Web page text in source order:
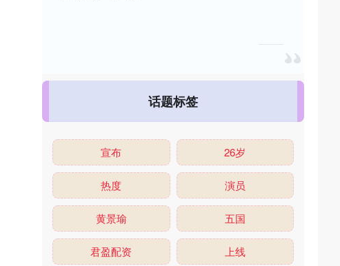
话题标签
宣布 26岁
热度 演员
黄景瑜 五国
君盈配资 上线